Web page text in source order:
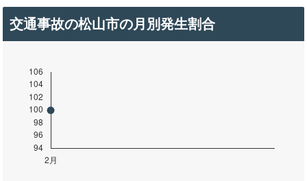
交通事故の松山市の月別発生割合